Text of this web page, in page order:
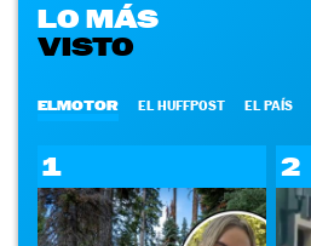
LO MÁS
VISTO
ELMOTOR EL HUFFPOST EL PAÍS
1 2